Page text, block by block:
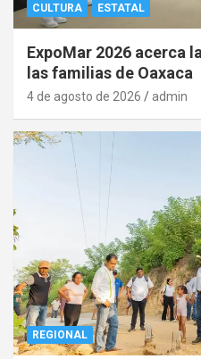
CULTURA ESTATAL
ExpoMar 2026 acerca
las familias de Oaxaca
4 de agosto de 2026 admin
REGIONAL